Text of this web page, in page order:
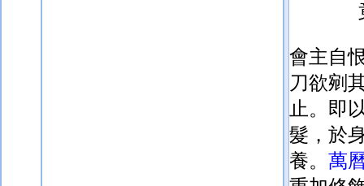
會主自
刀欲剜
止。即
髮，於
養。 萬